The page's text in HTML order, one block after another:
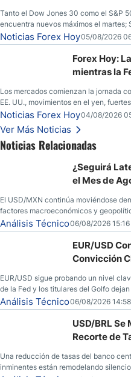
Tanto el Dow Jones 30 como el S&P
encuentra nuevos máximos el martes;
llamadas de ganancias; el petróleo
esperanzas; el dólar estadounidense
yen; el peso mexicano ve un repunte
Noticias Forex Hoy05/08/2026
Forex Hoy:
mientras la
Los mercados comienzan la jornada
EE. UU., movimientos en el yen,
seguridad en Bitcoin y nuevas señales
Noticias Forex Hoy04/08/2026
Ver Más Noticias
Noticias Relacionadas
¿Seguirá
el Mes de
El USD/MXN continúa moviéndose
factores macroeconómicos y
dominado al mercado en las últimas
Análisis Técnico06/08/2026
EUR/USD
Convicción
EUR/USD sigue probando un nivel
de la Fed y los titulares del Golfo
convicción real.
Análisis Técnico06/08/2026
USD/BRL Se
Recorte de
Una reducción de tasas del banco
inminentes están remodelando